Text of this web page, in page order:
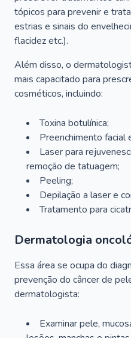
tópicos para prevenir e
estrias e sinais do
flacidez etc.).
Além disso, o
mais capacitado para
cosméticos, incluindo:
Toxina botulínica;
Preenchimento facial
Laser para
remoção de tatuagem;
Peeling;
Depilação a laser e
Tratamento para
Dermatologia
Essa área se ocupa do
prevenção do câncer de
dermatologista:
Examinar pele,